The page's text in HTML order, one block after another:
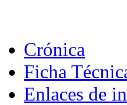
Crónica
Ficha
Enlaces de